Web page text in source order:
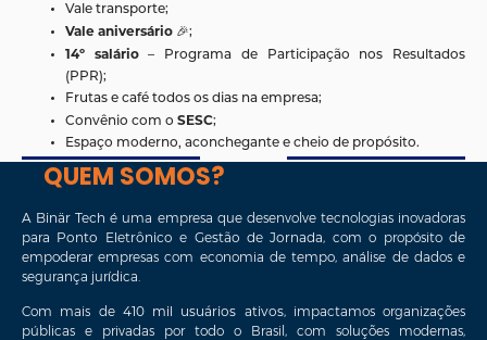
Vale transporte;
Vale aniversário 🎉;
14º salário– Programa de Participação nos Resultados
(PPR);
Frutas e café todos os dias na empresa;
Convênio com o SESC;
Espaço moderno, aconchegante e cheio de propósito.
QUEM SOMOS?
A Binär Tech é uma empresa que desenvolve tecnologias inovadoras
para Ponto Eletrônico e Gestão de Jornada, com o propósito de
empoderar empresas com economia de tempo, análise de dados e
segurança jurídica.
Com mais de 410 mil usuários ativos, impactamos organizações
públicas e privadas por todo o Brasil, com soluções modernas,